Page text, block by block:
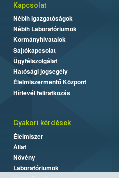
Kapcsolat
Nébih Igazgatóságok
Nébih Laboratóriumok
Kormányhivatalok
Sajtókapcsolat
Ügyfélszolgálat
Hatósági jogsegély
Élelmiszermentő Központ
Hírlevél feliratkozás
Gyakori kérdések
Élelmiszer
Állat
Növény
Laboratóriumok